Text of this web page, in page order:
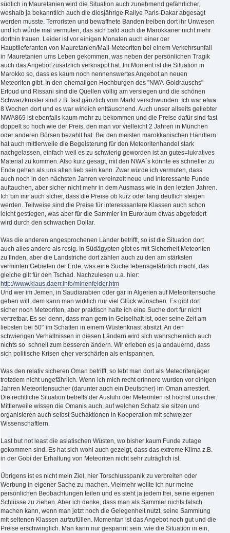
südlich in Mauretanien wird die Situation auch zunehmend gefährlicher,
weshalb ja bekanntlich auch die diesjährige Rallye Paris-Dakar abgesagt
werden musste. Terroristen und bewaffnete Banden treiben dort ihr Unwesen
und ich würde mal vermuten, das sich bald auch die Marokkaner nicht mehr
dorthin trauen. Leider ist vor einigen Monaten auch einer der
Hauptlieferanten von Mauretanien/Mali-Meteoriten bei einem Verkehrsunfall
in Mauretanien ums Leben gekommen, was neben der persönlichen Tragik
auch das Angebot zusätzlich verknappt hat. Im Moment ist die Situation in
Marokko so, dass es kaum noch nennenswertes Angebot an neuen
Meteoriten gibt. In den ehemaligen Hochburgen des "NWA-Goldrauschs"
Erfoud und Rissani sind die Quellen völlig am versiegen und die schönen
Schwarzkruster sind z.B. fast gänzlich vom Markt verschwunden. Ich war etwa
8 Wochen dort und es war wirklich enttäuschend. Auch unser allseits geliebter
NWA869 ist ebenfalls kaum mehr zu bekommen und die Preise dafür sind fast
doppelt so hoch wie der Preis, den man vor vielleicht 2 Jahren in München
oder anderen Börsen bezahlt hat. Bei den meisten marokkanischen Händlern
hat auch mittlerweile die Begeisterung für den Meteoritenhandel stark
nachgelassen, einfach weil es zu schwierig geworden ist an gutes=lukratives
Material zu kommen. Also kurz gesagt, mit den NWA´s könnte es schneller zu
Ende gehen als uns allen lieb sein kann. Zwar würde ich vermuten, dass
auch noch in den nächsten Jahren vereinzelt neue und interessante Funde
auftauchen, aber sicher nicht mehr in dem Ausmass wie in den letzten Jahren.
Ich bin mir auch sicher, dass die Preise ob kurz oder lang deutlich steigen
werden. Teilweise sind die Preise für interesssantere Klassen auch schon
leicht gestiegen, was aber für die Sammler im Euroraum etwas abgefedert
wird durch den schwachen Dollar.
Was die anderen angesprochenen Länder betrifft, so ist die Situation dort
auch alles andere als rosig. In Südägypten gibt es mit Sicherheit Meteoriten
zu finden, aber die Landstriche dort zählen auch zu den am stärksten
verminten Gebieten der Erde, was eine Suche lebensgefährlich macht, das
gleiche gilt für den Tschad. Nachzulesen u.a. hier:
http://www.klaus.daerr.info/minenfelder.htm
Und wer im Jemen, in Saudiarabien oder gar in Algerien auf Meteoritensuche
gehen will, dem kann man wirklich nur viel Glück wünschen. Es gibt dort
sicher noch Meteoriten, aber praktisch halte ich eine Suche dort für nicht
vertretbar. Es sei denn, dass man gern in Geiselhaft ist, oder seine Zeit am
liebsten bei 50° im Schatten in einem Wüstenknast absitzt. An den
schwierigen Verhältnissen in diesen Ländern wird sich wahrscheinlich auch
nichts so schnell zum besseren ändern. Wir erleben es ja andauernd, dass
sich politische Krisen eher verschärfen als entspannen.
Was den relativ sicheren Oman betrifft, so lebt man dort als Meteoritenjäger
trotzdem nicht ungefährlich. Wenn ich mich recht erinnere wurden vor einigen
Jahren Meteoritensucher (darunter auch ein Deutscher) im Oman arrestiert.
Die rechtliche Situation betreffs der Ausfuhr der Meteoriten ist höchst unsicher.
Mittlerweile wissen die Omanis auch, auf welchen Schatz sie sitzen und
organisieren auch selbst Suchaktionen in Kooperation mit schweizer
Wissenschaftlern.
Last but not least die asiatischen Wüsten, wo bisher kaum Funde zutage
gekommen sind. Es hat sich wohl auch gezeigt, dass das extreme Klima z.B.
in der Gobi der Erhaltung von Meteoriten nicht sehr zuträglich ist.
Übrigens ist es nicht mein Ziel, hier Torschlusspanik zu verbreiten oder
Werbung in eigener Sache zu machen. Vielmehr wollte ich nur meine
persönlichen Beobachtungen teilen und es steht ja jedem frei, seine eigenen
Schlüsse zu ziehen. Aber ich denke, dass man als Sammler nichts falsch
machen kann, wenn man jetzt noch die Gelegenheit nutzt, seine Sammlung
mit seltenen Klassen aufzufüllen. Momentan ist das Angebot noch gut und die
Preise erschwinglich. Man kann nur gespannt sein, wie die Situation in ein,